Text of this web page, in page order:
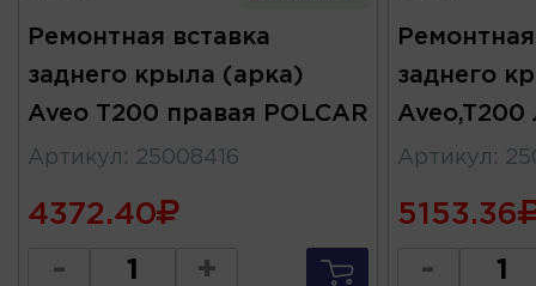
Ремонтная вставка
заднего крыла (арка)
Aveo T200 правая POLCAR
Артикул : 25008416
4372.40
- +
заднего
Aveo,T200
Артикул :
5153.36
-